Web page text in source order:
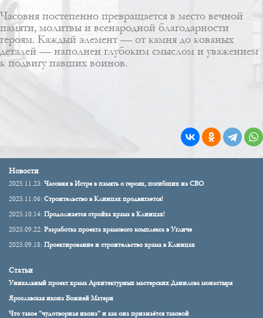
Часовня постепенно превращается в место вечной
памяти, молитвы и всенародной благодарности
героям. Каждый элемент — от камня до кованых
деталей — наполнен глубоким смыслом и уважением
к подвигу павших воинов.
Новости
2025.11.23: Часовня в Истре в память о героях, погибших на СВО
2025.11.06: Строительство в Клинцах продвигается!
2025.10.14: Продолжается стройка храма в Клинцах!
2025.09.22: Разработка проекта храмового комплекса в Угличе
2025.09.18: Проектирование и строительство храма в Клинцах
Статьи
Уникальный проект храма Архитектурных мастерских Данилова монастыря
Ярославская икона Божией Матери
Что такое "чудотворная икона" и как она признаётся таковой